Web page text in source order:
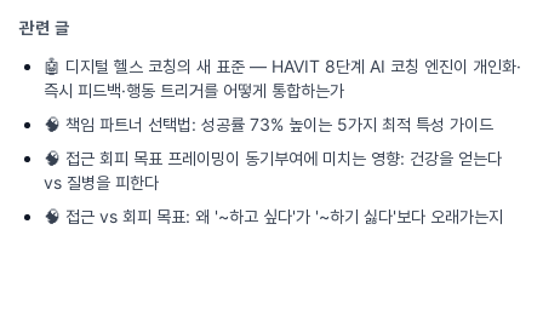
관련 글
🤖 디지털 헬스 코칭의 새 표준 — HAVIT 8단계 AI 코칭 엔진이 개인화·
즉시 피드백·행동 트리거를 어떻게 통합하는가
🧠 책임 파트너 선택법: 성공률 73% 높이는 5가지 최적 특성 가이드
🧠 접근 회피 목표 프레이밍이 동기부여에 미치는 영향: 건강을 얻는다
vs 질병을 피한다
🧠 접근 vs 회피 목표: 왜 '~하고 싶다'가 '~하기 싫다'보다 오래가는지